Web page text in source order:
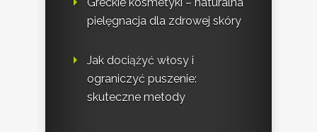
pielęgnacja dla zdrowej skóry
Jak dociążyć włosy i
ograniczyć puszenie:
skuteczne metody